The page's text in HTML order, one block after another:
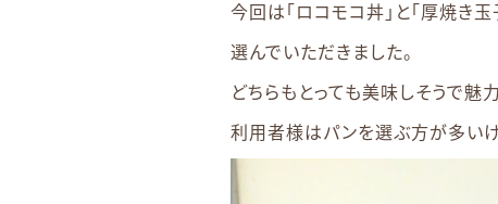
今回は「ロコモコ丼」と「厚焼き
選んでいただきました。
どちらもとっても美味しそうで魅力
利用者様はパンを選ぶ方が多い